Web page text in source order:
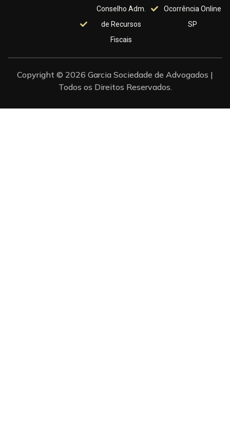
Conselho Adm.
de Recursos
Fiscais
Ocorrência Online
SP
Copyright © 2026 Garcia Sociedade de Advogados |
Todos os Direitos Reservados.